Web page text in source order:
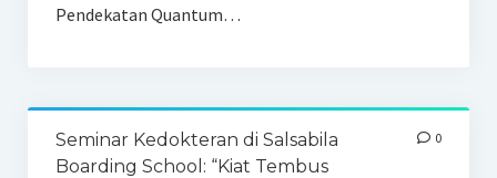
Pendekatan Quantum…
Seminar Kedokteran di Salsabila
Boarding School: “Kiat Tembus
0